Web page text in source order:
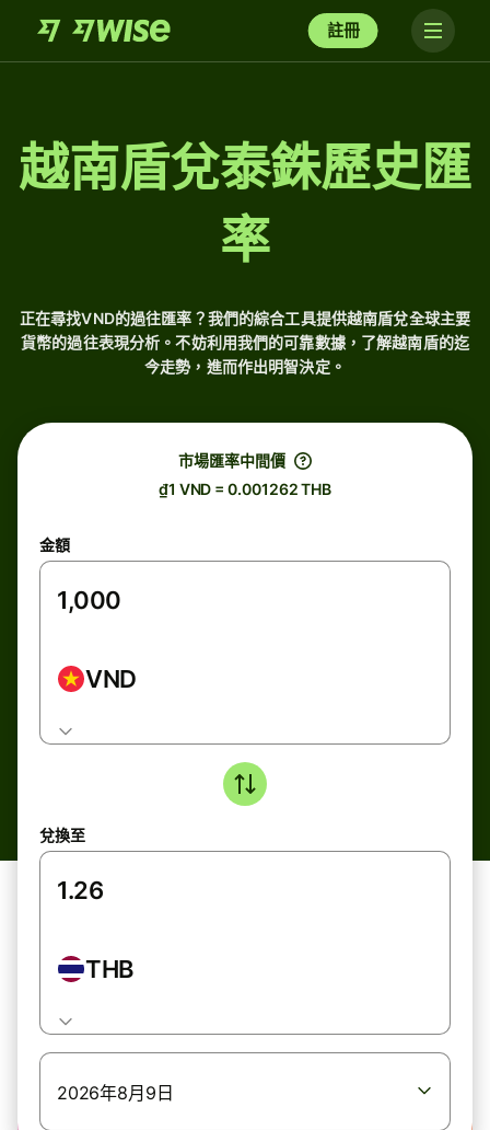
註冊
越南盾兌泰銖歷史匯
率
正在尋找VND的過往匯率？我們的綜合工具提供越南盾兌全球主要
貨幣的過往表現分析。不妨利用我們的可靠數據，了解越南盾的迄
今走勢，進而作出明智決定。
市場匯率中間價
₫1 VND = 0.001262 THB
金額
VND
兌換至
THB
2026年8月9日